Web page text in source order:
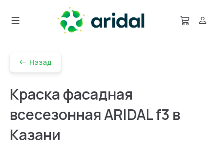
Назад
Краска фасадная
всесезонная ARIDAL f3 в
Казани